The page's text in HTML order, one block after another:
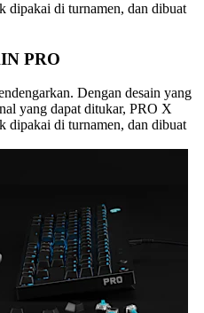
dipakai di turnamen, dan dibuat
PRO
Dengan desain yang
yang dapat ditukar, PRO X
dipakai di turnamen, dan dibuat